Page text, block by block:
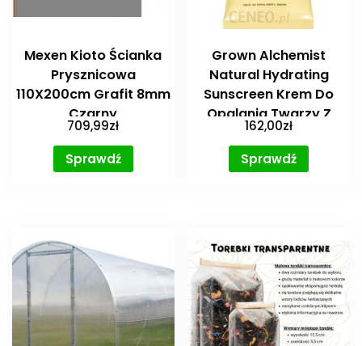
Mexen Kioto Ścianka
Prysznicowa
110X200cm Grafit 8mm
Czarny
(8001101017040)
709,99zł
Sprawdź
Grown Alchemist
Natural Hydrating
Sunscreen Krem Do
Opalania Twarzy Z
Minerałami Spf 30 50Ml
162,00zł
Sprawdź